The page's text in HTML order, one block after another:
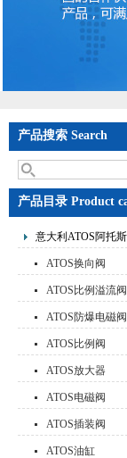
产品搜索 Search
产品目录 Product
意大利ATOS阿托斯
ATOS换向阀
ATOS比例溢流阀
ATOS防爆电磁阀
ATOS比例阀
ATOS放大器
ATOS电磁阀
ATOS插装阀
ATOS油缸